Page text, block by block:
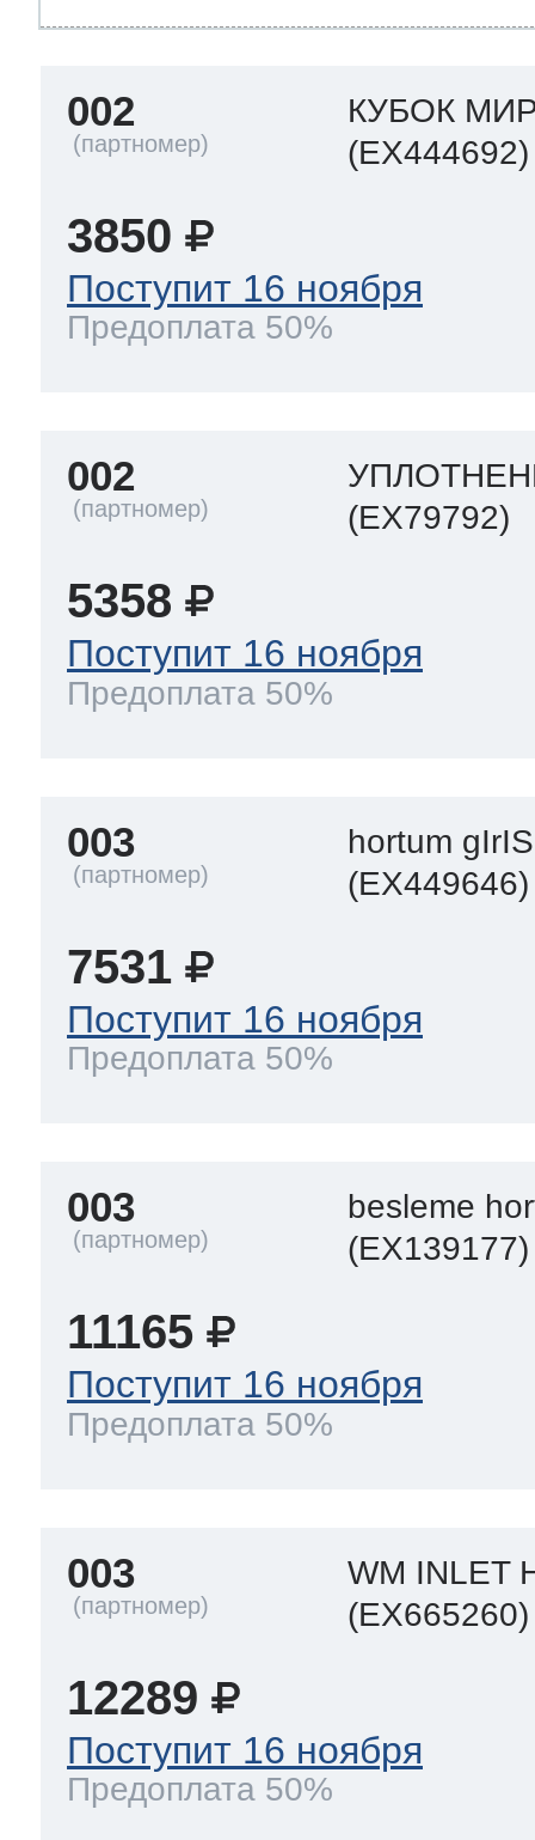
002
КУБОК
(EX444692)
3850
Поступит 16 ноября
Предоплата 50%
002
(EX79792)
5358
Поступит 16 ноября
Предоплата 50%
003
hortum
(EX449646)
7531
Поступит 16 ноября
Предоплата 50%
003
besleme
(EX139177)
11165
Поступит 16 ноября
Предоплата 50%
003
WM INLET
(EX665260)
12289
Поступит 16 ноября
Предоплата 50%